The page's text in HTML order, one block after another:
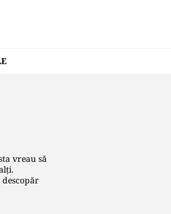
vreau să